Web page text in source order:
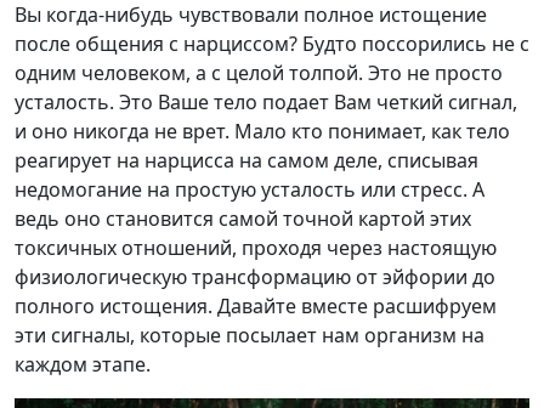
Вы когда-нибудь чувствовали полное истощение
после общения с нарциссом? Будто поссорились не с
одним человеком, а с целой толпой. Это не просто
усталость. Это Ваше тело подает Вам четкий сигнал,
и оно никогда не врет. Мало кто понимает, как тело
реагирует на нарцисса на самом деле, списывая
недомогание на простую усталость или стресс. А
ведь оно становится самой точной картой этих
токсичных отношений, проходя через настоящую
физиологическую трансформацию от эйфории до
полного истощения. Давайте вместе расшифруем
эти сигналы, которые посылает нам организм на
каждом этапе.